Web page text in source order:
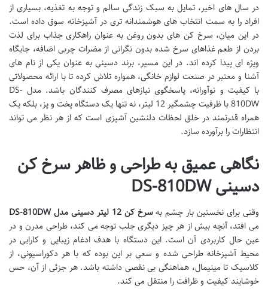
در سال های اخیر، تمایل به سبک زندگی سالم و توجه به تغذیه، بسیاری از
افراد را به سمت انتخاب های هوشمندانه تری در آشپزخانه سوق داده است.
در این میان، سرخ کن های بدون روغن به عنوان راهکاری جذاب برای لذت
بردن از طعم غذاهای سرخ شده بدون نگرانی از مضرات چربی اضافه، جایگاه
ویژه ای پیدا کرده اند. در این مسیر، برند دسینی به عنوان یکی از نام های
آشنا و معتبر در صنعت لوازم خانگی، همواره تلاش کرده تا با ارائه محصولاتی
با کیفیت و نوآورانه، پاسخگوی نیازهای مصرف کنندگان باشد. مدل DS-
810DW با ظرفیت چشمگیر 12 لیتر، نه تنها یک دستگاه پخت و پز، بلکه یک
همراه قدرتمند در خلق لحظات دلنشین آشپزی است که از هر نظر می تواند
انتظارات را برآورده سازد.
نگاهی عمیق به طراحی و ظاهر سرخ کن
دسینی DS-810DW
وقتی برای نخستین بار چشم بهسرخ کن 12 لیتر دسینی مدل DS-810DW
می افتد، آنچه بیش از هر چیز دیگری جلب توجه می کند، طراحی مدرن و در
عین حال کاربردی آن است. این دستگاه با هدف ادغام زیبایی و کارایی در
محیط آشپزخانه طراحی شده و سعی بر این بوده که با هر دکوراسیونی، از
کلاسیک تا مینیمال، هماهنگی بی نقصی داشته باشد. هر جزئی از آن، حس
خوشایند کیفیت و ظرافت را منتقل می کند.